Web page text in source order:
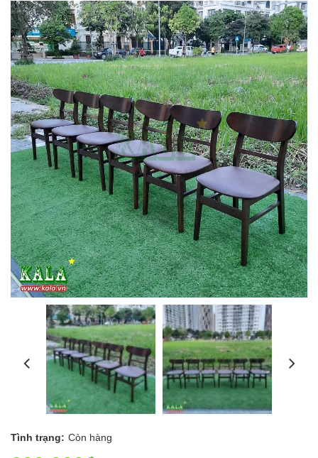
Tình trạng: Còn hàng